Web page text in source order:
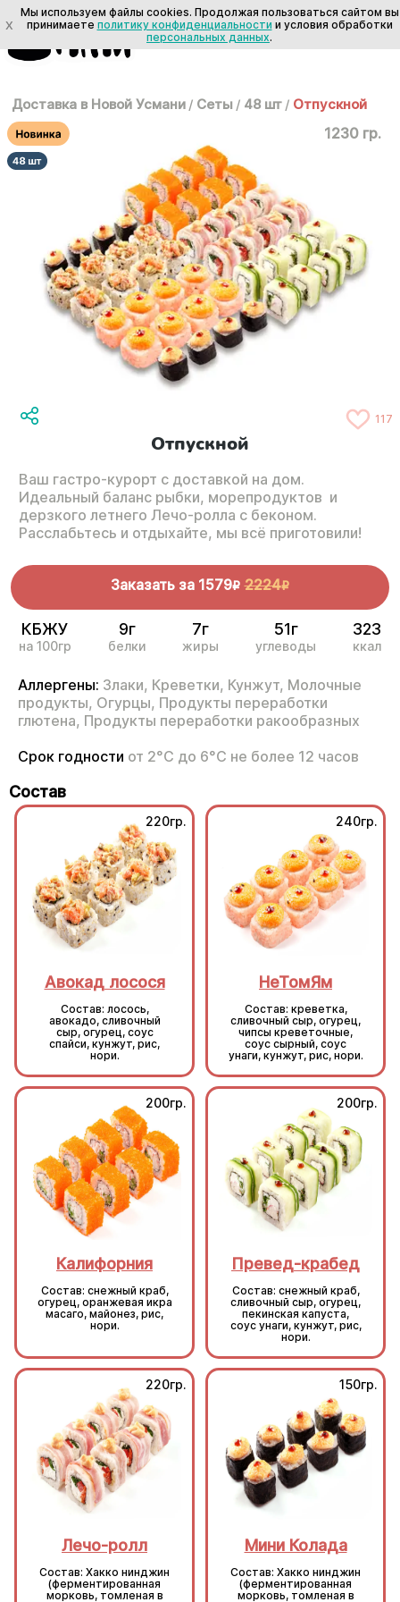
Доставка в Новой Усмани / Сеты / 48 шт / Отпускной
1230 гр.
117
Отпускной
Ваш гастро-курорт с доставкой на дом.
Идеальный баланс рыбки, морепродуктов и
дерзкого летнего Лечо-ролла с беконом.
Расслабьтесь и отдыхайте, мы всё приготовили!
Заказать за 1579R 2224R
КБЖУ
на 100гр
9г
белки
7г
жиры
51г
углеводы
323
ккал
Аллергены: Злаки, Креветки, Кунжут, Молочные
продукты, Огурцы, Продукты переработки
глютена, Продукты переработки ракообразных
Срок годности от 2°С до 6°С не более 12 часов
Состав
220гр.
Авокад лосося
Состав: лосось,
авокадо, сливочный
сыр, огурец, соус
спайси, кунжут, рис,
нори.
240гр.
НеТомЯм
Состав: креветка,
сливочный сыр, огурец,
чипсы креветочные,
соус сырный, соус
унаги, кунжут, рис, нори.
200гр.
Калифорния
Состав: снежный краб,
огурец, оранжевая икра
масаго, майонез, рис,
нори.
200гр.
Превед-крабед
Состав: снежный краб,
сливочный сыр, огурец,
пекинская капуста,
соус унаги, кунжут, рис,
нори.
220гр.
Лечо-ролл
Состав: Хакко нинджин
(ферментированная
морковь, томленая в
150гр.
Мини Колада
Состав: Хакко нинджин
(ферментированная
морковь, томленая в
X
Мы используем файлы cookies. Продолжая пользоваться сайтом вы
принимаете политику конфиденциальности и условия обработки
персональных данных.